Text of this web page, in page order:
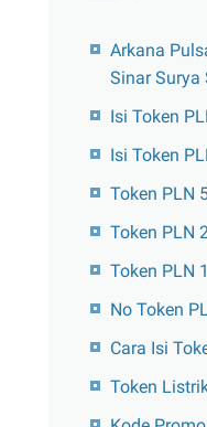
Arkana
Sinar Surya
Isi Token
Isi Token
Token PLN
Token PLN
Token PLN
No Token
Cara Isi
Token